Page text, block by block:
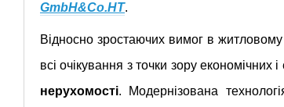
GmbH&Co.HT.
Відносно зростаючих вимог в житловому
всі очікування з точки зору економічних
нерухомості. Модернізована